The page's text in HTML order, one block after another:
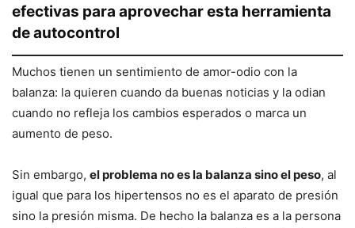
efectivas para aprovechar esta herramienta
de autocontrol
Muchos tienen un sentimiento de amor-odio con la
balanza: la quieren cuando da buenas noticias y la odian
cuando no refleja los cambios esperados o marca un
aumento de peso.
Sin embargo, el problema no es la balanza sino el peso, al
igual que para los hipertensos no es el aparato de presión
sino la presión misma. De hecho la balanza es a la persona